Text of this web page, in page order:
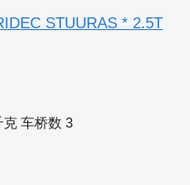
STUURAS * 2.5T
克 车桥数 3